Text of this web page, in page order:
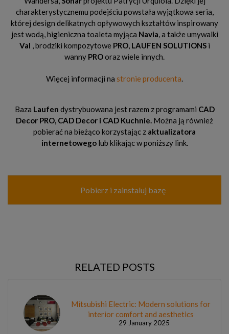
charakterystycznemu podejściu powstała wyjątkowa seria,
której design delikatnych opływowych kształtów inspirowany
jest wodą, higieniczna toaleta myjąca Navia, a także umywalki
Val , brodziki kompozytowe PRO, LAUFEN SOLUTIONSi
wanny PROoraz wiele innych.
Więcej informacji na stronie producenta.
Baza Laufen dystrybuowana jest razem z programami CAD
Decor PRO, CAD Decor i CAD Kuchnie. Można ją również
pobierać na bieżąco korzystając z aktualizatora
internetowegolub klikając w poniższy link.
Pobierz i zainstaluj bazę
RELATED POSTS
Mitsubishi Electric: Modern solutions for
interior comfort and aesthetics
29 January 2025